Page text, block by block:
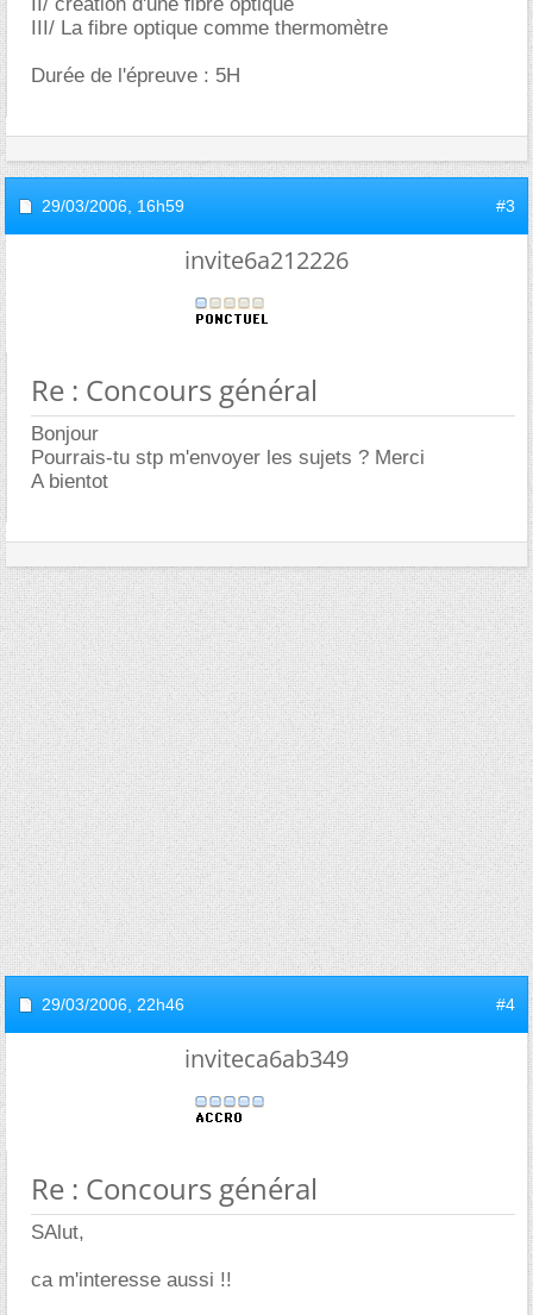
III/ La fibre optique comme thermomètre
Durée de l'épreuve : 5H
29/03/2006, 16h59 #3
invite6a212226
Re : Concours général
Bonjour
Pourrais-tu stp m'envoyer les sujets ? Merci
A bientot
29/03/2006, 22h46 #4
inviteca6ab349
Re : Concours général
SAlut,
ca m'interesse aussi !!